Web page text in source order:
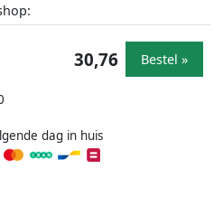
dag in huis
30,76 Bestel »